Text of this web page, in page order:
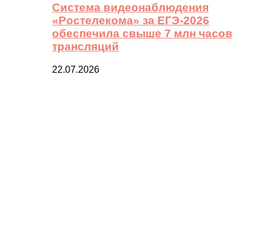
Система видеонаблюдения
«Ростелекома» за ЕГЭ-2026
обеспечила свыше 7 млн часов
трансляций
22.07.2026